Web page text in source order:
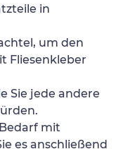
in
um den
Fliesenkleber
Sie jede andere
mit
es anschließend